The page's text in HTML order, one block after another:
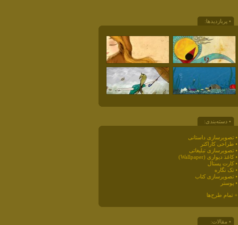
• پربازديدها:
• دسته‌بندی:
• تصویرسازی داستانی
• طراحی کاراکتر
• تصویرسازی تبلیغاتی
• کاغذ دیواری (Wallpaper)
• کارت پستال
• تک نگاره
• تصویرسازی کتاب
• پوستر
+ تمام طرح‌ها
• مقالات: